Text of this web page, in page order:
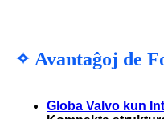
✧ Avantaĝoj de
Globa Valvo kun